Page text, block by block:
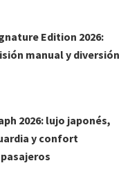
Edition 2026:
manual y diversión
2026: lujo japonés,
y confort